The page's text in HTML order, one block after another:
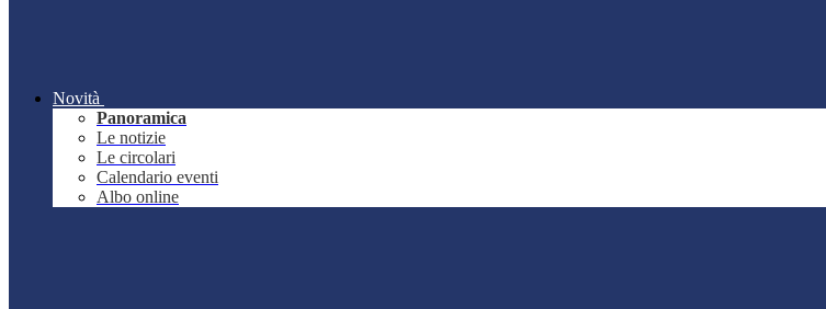
Novità
Panoramica
Le notizie
Le circolari
Calendario eventi
Albo online